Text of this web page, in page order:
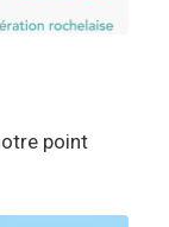
point